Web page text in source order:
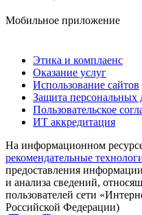
Мобильное приложение
Этика и комплаенс
Оказание услуг
Использование сайтов
Защита персональных
Пользовательское
ИТ аккредитация
На информационном
рекомендательные
предоставления
и анализа сведений,
пользователей сети
Российской Федерации)